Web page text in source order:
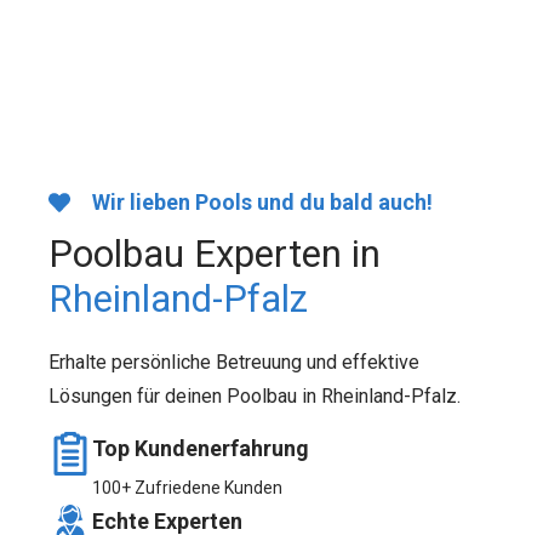
Wir lieben Pools und du bald auch!
Poolbau Experten in
Rheinland-Pfalz
Erhalte persönliche Betreuung und effektive
Lösungen für deinen Poolbau in Rheinland-Pfalz.
Top Kundenerfahrung
100+ Zufriedene Kunden
Echte Experten